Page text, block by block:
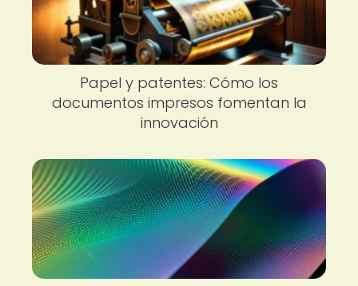
Papel y patentes: Cómo los
documentos impresos fomentan la
innovación